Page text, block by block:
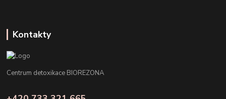
Kontakty
Centrum detoxikace BIOREZONA